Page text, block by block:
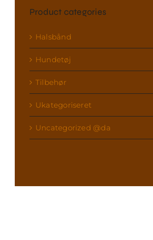
Product categories
Halsbånd
Hundetøj
Tilbehør
Ukategoriseret
Uncategorized @da